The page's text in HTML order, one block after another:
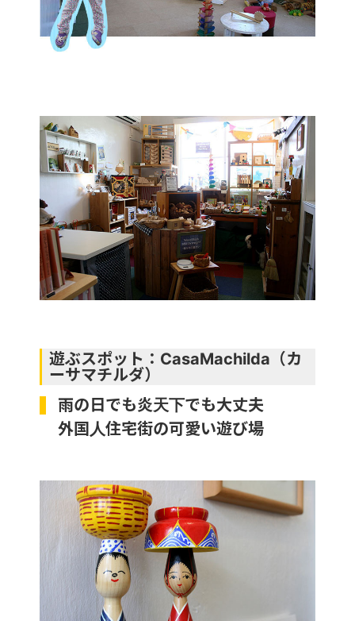
遊ぶスポット：CasaMachilda（カ
ーサマチルダ）
雨の日でも炎天下でも大丈夫
外国人住宅街の可愛い遊び場